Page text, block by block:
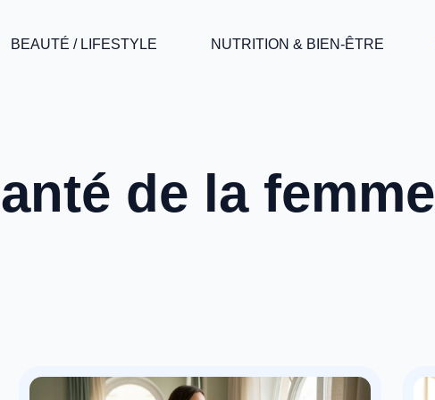
BEAUTÉ / LIFESTYLE NUTRITION & BIEN-ÊTRE
de la femme